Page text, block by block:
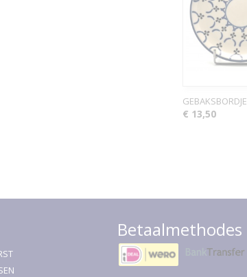
GEBAKSBORDJE
€ 13,50
Betaalmethodes